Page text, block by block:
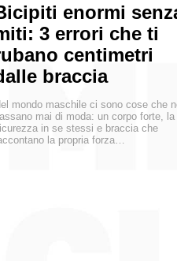
enormi
3 errori che ti
centimetri
braccia
mondo maschile ci sono cose che
mai di moda: un corpo forte, la
in se stessi e braccia che
la propria forza…